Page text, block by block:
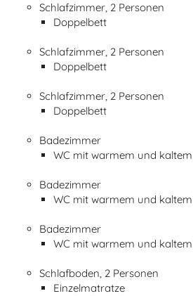
Schlafzimmer, 2 Personen
Doppelbett
Schlafzimmer, 2 Personen
Doppelbett
Schlafzimmer, 2 Personen
Doppelbett
Badezimmer
WC mit warmem und
Badezimmer
WC mit warmem und
Badezimmer
WC mit warmem und
Schlafboden, 2 Personen
Einzelmatratze